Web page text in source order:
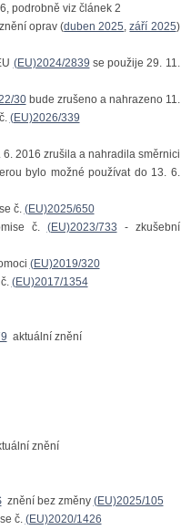
podrobně viz článek 2
oprav (duben 2025,září 2025)
(EU)2024/2839 se použije 29. 11.
30bude zrušeno a nahrazeno 11.
(EU)2026/339
2016 zrušila a nahradila směrnici
bylo možné používat do 13. 6.
č. (EU)2025/650
č. (EU)2023/733 - zkušební
(EU)2019/320
(EU)2017/1354
aktuální znění
znění
znění bez změny (EU)2025/105
č. (EU)2020/1426